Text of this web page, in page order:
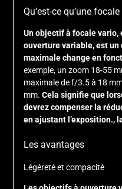
Qu’est-ce qu’une
Un objectif à focale vario,
ouverture variable, est un
maximale change en
exemple, un zoom 18-55
maximale de f/3.5 à 18
mm. Cela signifie que
devrez compenser la
en ajustant l’exposition.,
Les avantages
Légèreté et compacité